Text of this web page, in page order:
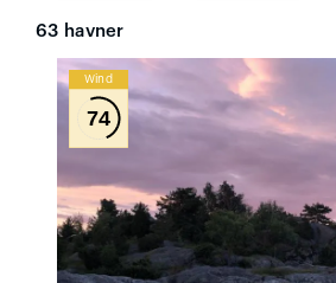
63 havner
Wind
74